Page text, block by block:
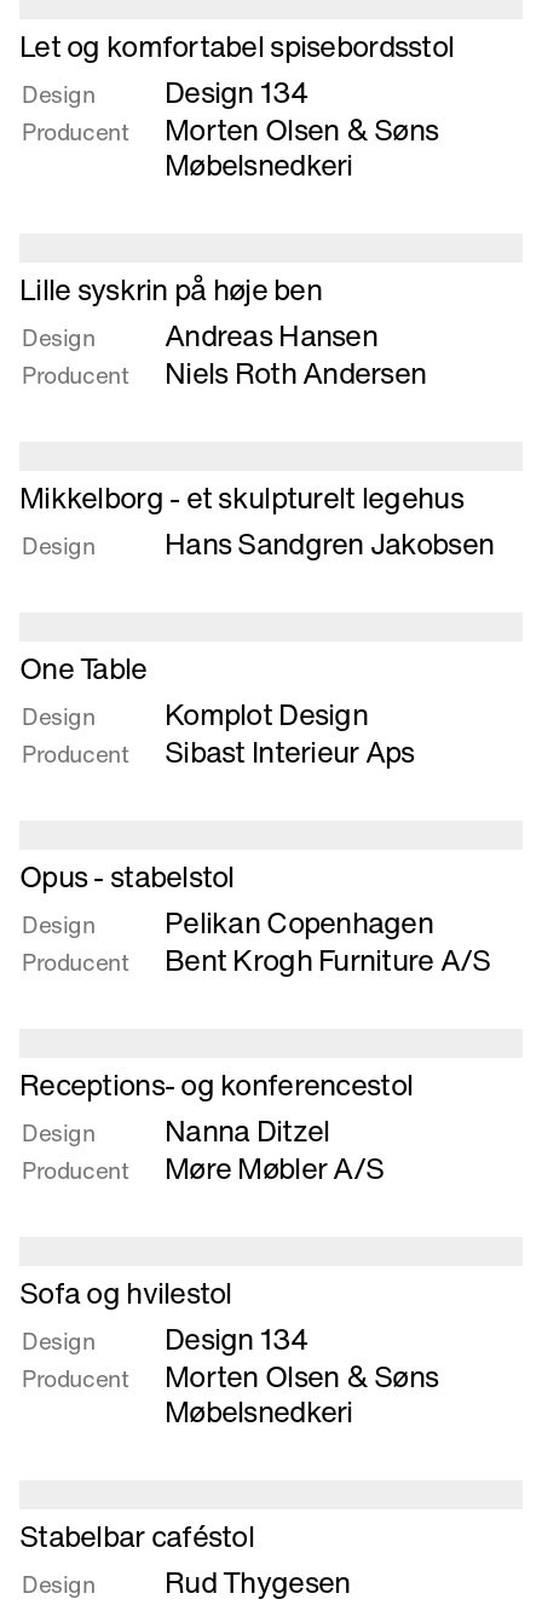
Læs
mere
om
Let
og
Let og komfortabel spisebordsstol
Design Design 134
Producent
Morten Olsen & Søns
Møbelsnedkeri
Læs
mere
om
Lille
syskrin
Lille syskrin på høje ben
Design Andreas Hansen
Producent Niels Roth Andersen
Læs
mere
om
skulpturelt
legehus
Mikkelborg - et skulpturelt legehus
Design Hans Sandgren Jakobsen
Læs
mere
om
One
Table
One Table
Design Komplot Design
Producent Sibast Interieur Aps
Læs
mere
om
Opus
-
Opus - stabelstol
Design Pelikan Copenhagen
Producent Bent Krogh Furniture A/S
Læs
mere
om
Receptions-
og
Receptions- og konferencestol
Design Nanna Ditzel
Producent Møre Møbler A/S
Læs
mere
om
Sofa
og
Sofa og hvilestol
Design Design 134
Producent
Morten Olsen & Søns
Møbelsnedkeri
Læs
mere
om
Stabelbar caféstol
Design Rud Thygesen